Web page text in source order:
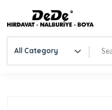
All Category